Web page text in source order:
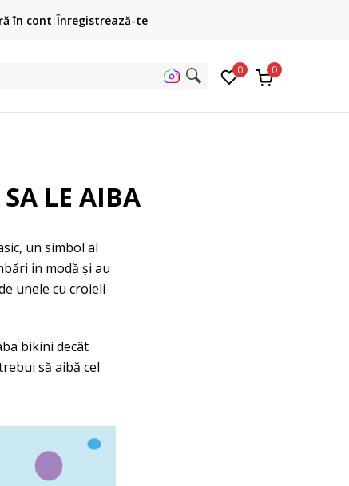
Cumpără acum, plateste mai târziu
3 rate fără dobândă fără card de credit cu Klarna
în cont Înregistrează-te
pe site. 0 0
LE AIBA
un simbol al
in modă și au
unele cu croieli
bikini decât
să aibă cel